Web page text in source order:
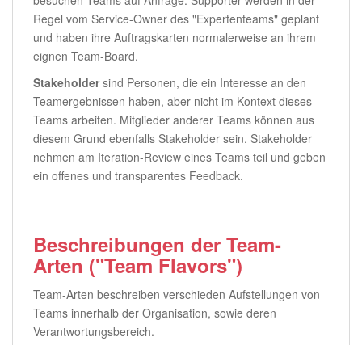
Regel vom Service-Owner des "Expertenteams" geplant
und haben ihre Auftragskarten normalerweise an ihrem
eignen Team-Board.
Stakeholdersind Personen, die ein Interesse an den
Teamergebnissen haben, aber nicht im Kontext dieses
Teams arbeiten. Mitglieder anderer Teams können aus
diesem Grund ebenfalls Stakeholder sein. Stakeholder
nehmen am Iteration-Review eines Teams teil und geben
ein offenes und transparentes Feedback.
Beschreibungen der Team-
Arten ("Team Flavors")
Team-Arten beschreiben verschieden Aufstellungen von
Teams innerhalb der Organisation, sowie deren
Verantwortungsbereich.